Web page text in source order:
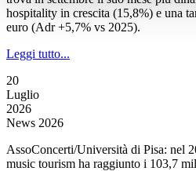
hospitality in crescita (15,8%) e una
euro (Adr +5,7% vs 2025).
Leggi tutto...
20
Luglio
2026
News 2026
AssoConcerti/Università di Pisa: nel
music tourism ha raggiunto i 103,7